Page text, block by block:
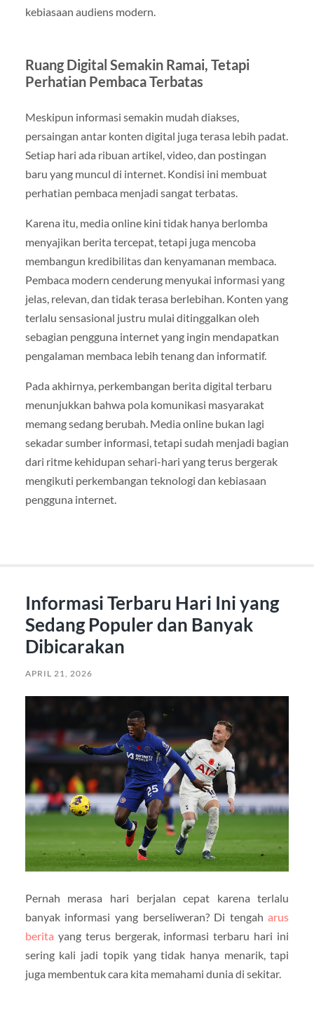
kebiasaan audiens modern.
Ruang Digital Semakin Ramai, Tetapi
Perhatian Pembaca Terbatas
Meskipun informasi semakin mudah diakses,
persaingan antar konten digital juga terasa lebih padat.
Setiap hari ada ribuan artikel, video, dan postingan
baru yang muncul di internet. Kondisi ini membuat
perhatian pembaca menjadi sangat terbatas.
Karena itu, media online kini tidak hanya berlomba
menyajikan berita tercepat, tetapi juga mencoba
membangun kredibilitas dan kenyamanan membaca.
Pembaca modern cenderung menyukai informasi yang
jelas, relevan, dan tidak terasa berlebihan. Konten yang
terlalu sensasional justru mulai ditinggalkan oleh
sebagian pengguna internet yang ingin mendapatkan
pengalaman membaca lebih tenang dan informatif.
Pada akhirnya, perkembangan berita digital terbaru
menunjukkan bahwa pola komunikasi masyarakat
memang sedang berubah. Media online bukan lagi
sekadar sumber informasi, tetapi sudah menjadi bagian
dari ritme kehidupan sehari-hari yang terus bergerak
mengikuti perkembangan teknologi dan kebiasaan
pengguna internet.
Informasi Terbaru Hari Ini yang
Sedang Populer dan Banyak
Dibicarakan
APRIL 21, 2026
Pernah merasa hari berjalan cepat karena terlalu
banyak informasi yang berseliweran? Di tengaharus
berita yang terus bergerak, informasi terbaru hari ini
sering kali jadi topik yang tidak hanya menarik, tapi
juga membentuk cara kita memahami dunia di sekitar.